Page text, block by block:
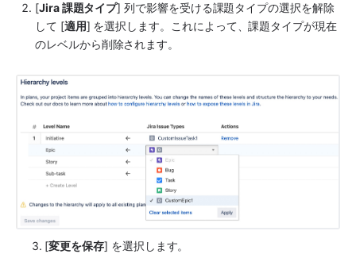
[Jira 課題タイプ] 列で影響を受ける課題タイプの選択を解除
して [適用] を選択します。これによって、課題タイプが現在
のレベルから削除されます。
     3. [
変更を保存] を選択します。